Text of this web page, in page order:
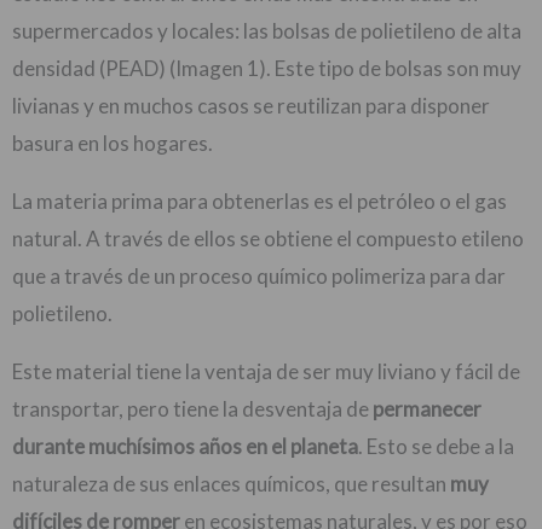
supermercados y locales: las bolsas de polietileno de alta
densidad (PEAD) (Imagen 1). Este tipo de bolsas son muy
livianas y en muchos casos se reutilizan para disponer
basura en los hogares.
La materia prima para obtenerlas es el petróleo o el gas
natural. A través de ellos se obtiene el compuesto etileno
que a través de un proceso químico polimeriza para dar
polietileno.
Este material tiene la ventaja de ser muy liviano y fácil de
transportar, pero tiene la desventaja depermanecer
durante muchísimos años en el planeta. Esto se debe a la
naturaleza de sus enlaces químicos, que resultan muy
difíciles de romperen ecosistemas naturales, y es por eso